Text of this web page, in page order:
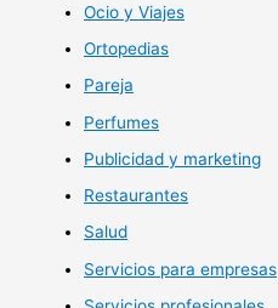
Ocio y Viajes
Ortopedias
Pareja
Perfumes
Publicidad y marketing
Restaurantes
Salud
Servicios para empresas